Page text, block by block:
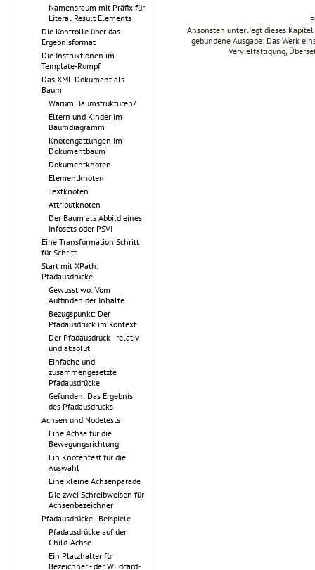
Namensraum mit Präfix für
Literal Result Elements
Die Kontrolle über das
Ergebnisformat
Die Instruktionen im
Template-Rumpf
Das XML-Dokument als
Baum
Warum Baumstrukturen?
Eltern und Kinder im
Baumdiagramm
Knotengattungen im
Dokumentbaum
Dokumentknoten
Elementknoten
Textknoten
Attributknoten
Der Baum als Abbild eines
Infosets oder PSVI
Eine Transformation Schritt
für Schritt
Start mit XPath:
Pfadausdrücke
Gewusst wo: Vom
Auffinden der Inhalte
Bezugspunkt: Der
Pfadausdruck im Kontext
Der Pfadausdruck - relativ
und absolut
Einfache und
zusammengesetzte
Pfadausdrücke
Gefunden: Das Ergebnis
des Pfadausdrucks
Achsen und Nodetests
Eine Achse für die
Bewegungsrichtung
Ein Knotentest für die
Auswahl
Eine kleine Achsenparade
Die zwei Schreibweisen für
Achsenbezeichner
Pfadausdrücke - Beispiele
Pfadausdrücke auf der
Child-Achse
Ein Platzhalter für
Bezeichner - der Wildcard-
Ansonsten unterliegt dieses
gebundene Ausgabe: Das Werk
Vervielfältigung,